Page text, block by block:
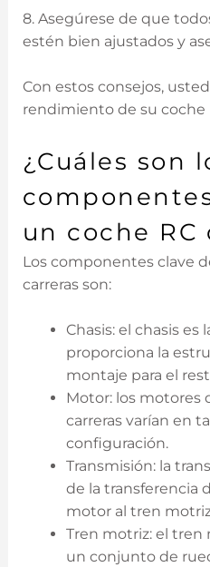
8. Asegúrese de que
estén bien ajustados y
Con estos consejos,
rendimiento de su coche
¿Cuáles son
un coche RC
Los componentes clave
carreras son:
Chasis: el chasis es
proporciona la
montaje para el
Motor: los motores
carreras varían en
configuración.
Transmisión: la
de la transferencia
motor al tren
Tren motriz: el tren
un conjunto de